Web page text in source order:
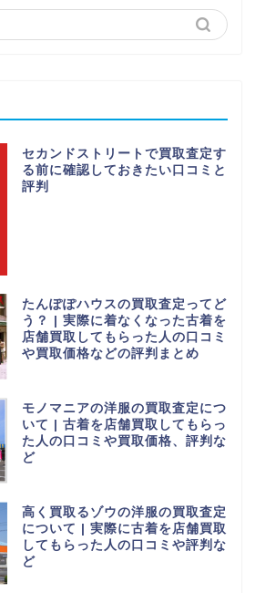
セカンドストリートで買取査定す
る前に確認しておきたい口コミと
評判
たんぽぽハウスの買取査定ってど
う？ | 実際に着なくなった古着を
店舗買取してもらった人の口コミ
や買取価格などの評判まとめ
モノマニアの洋服の買取査定につ
いて | 古着を店舗買取してもらっ
た人の口コミや買取価格、評判な
ど
高く買取るゾウの洋服の買取査定
について | 実際に古着を店舗買取
してもらった人の口コミや評判な
ど